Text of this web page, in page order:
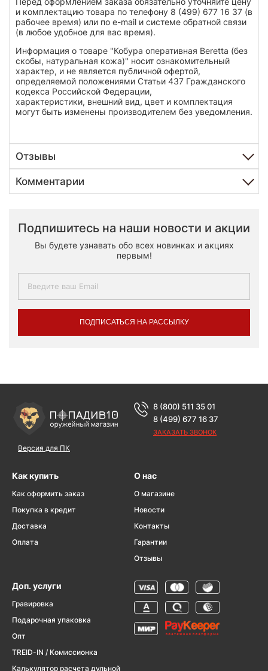
и комплектацию товара по телефону 8 (499) 677 16 37 (в
рабочее время) или по e-mail и системе обратной связи
(в любое удобное для вас время).
Информация о товаре "Кобура оперативная Beretta (без
скобы, натуральная кожа)" носит ознакомительный
характер, и не является публичной офертой,
определяемой положениями Статьи 437 Гражданского
кодекса Российской Федерации,
характеристики, внешний вид, цвет и комплектация
могут быть изменены производителем без уведомления.
Отзывы
Комментарии
Подпишитесь на наши новости и акции
Вы будете узнавать обо всех новинках и акциях
первым!
ПОДПИСАТЬСЯ НА РАССЫЛКУ
Версия для ПК
8 (800) 511 35 01
8 (499) 677 16 37
ЗАКАЗАТЬ ЗВОНОК
Как купить
Как оформить заказ
Покупка в кредит
Доставка
Оплата
О нас
О магазине
Новости
Контакты
Гарантии
Отзывы
Доп. услуги
Гравировка
Подарочная упаковка
Опт
TREID-IN / Комиссионка
Калькулятор расчета дульной